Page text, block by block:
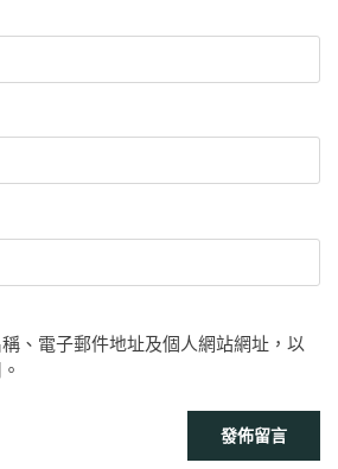
、電子郵件地址及個人網站網址，以